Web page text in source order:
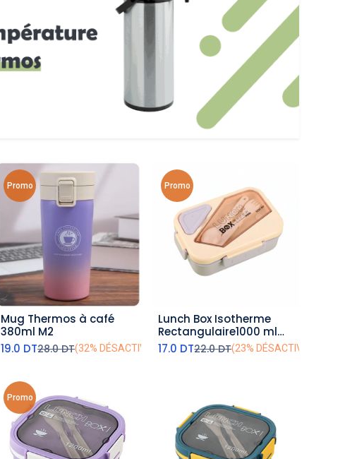
Promo
ajouter au panier
Mug Thermos à café
380ml M2
19.0 DT28.0DT(32% DÉSACTIVÉ)
Promo
ajouter au panier
Lunch Box Isotherme
Rectangulaire1000 ml
Violet
17.0 DT22.0DT(23% DÉSACTIVÉ)
Promo